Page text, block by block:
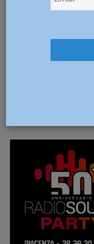
nido, Tagliaferri (FdI):